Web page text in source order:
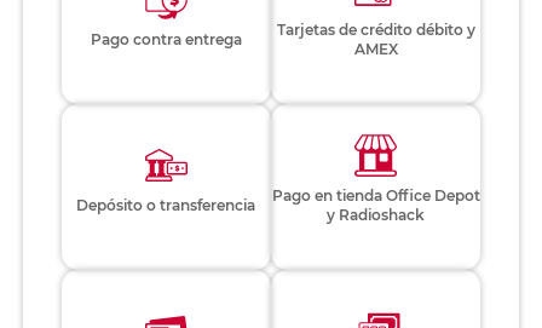
Pago contra entrega
Tarjetas de crédito débito y
AMEX
Depósito o transferencia
Pago en tienda Office Depot
y Radioshack